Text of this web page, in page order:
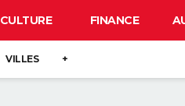
CULTURE FINANCE
VILLES +